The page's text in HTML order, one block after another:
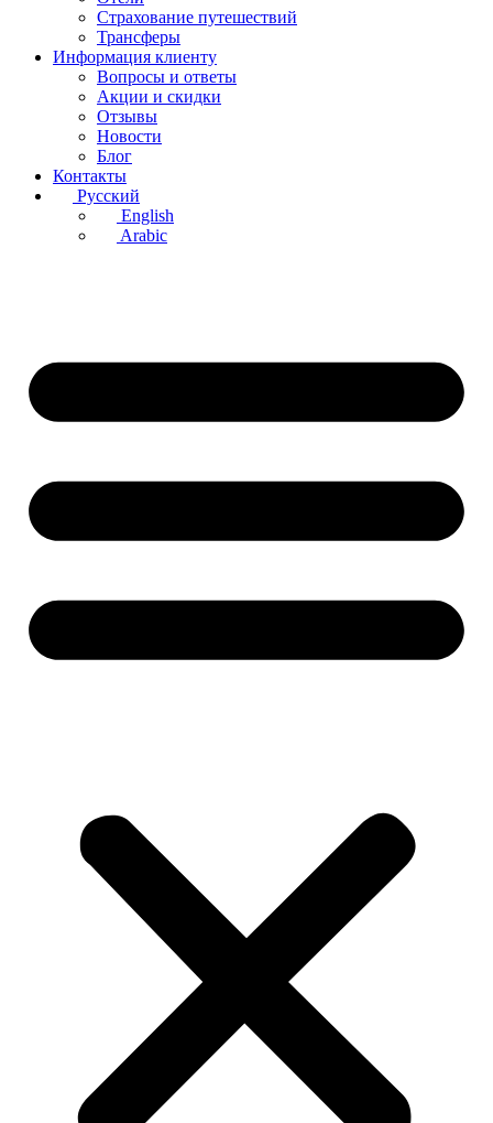
Страхование путешествий
Трансферы
Информация клиенту
Вопросы и ответы
Акции и скидки
Отзывы
Новости
Блог
Контакты
Русский
English
Arabic